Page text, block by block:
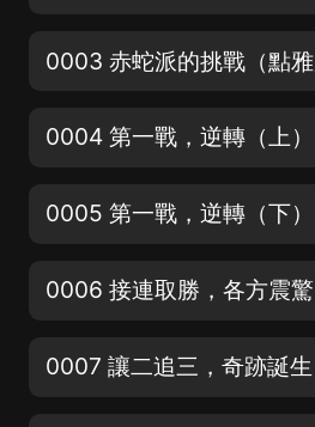
0004 第一戰，逆轉（上）
0005 第一戰，逆轉（下）
0006 接連取勝，各方震驚
0007 讓二追三，奇跡誕生